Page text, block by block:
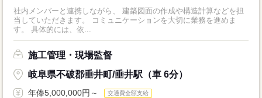
社内メンバーと連携しながら、 建築図面の作成や構造計算などを担
当していただきます。 コミュニケーションを大切に業務を進めま
す。 具体的には、依...
施工管理・現場監督
岐阜県不破郡垂井町/垂井駅（車 6分）
年俸5,000,000円～ 交通費全額支給